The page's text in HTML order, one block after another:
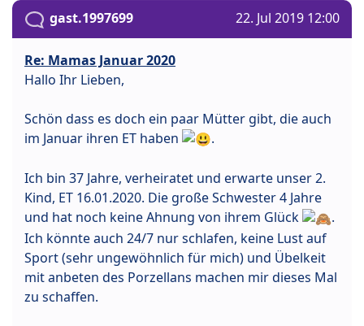
gast.1997699 22. Jul 2019 12:00
Re: Mamas Januar 2020
Hallo Ihr Lieben,
Schön dass es doch ein paar Mütter gibt, die auch
im Januar ihren ET haben
.
Ich bin 37 Jahre, verheiratet und erwarte unser 2.
Kind, ET 16.01.2020. Die große Schwester 4 Jahre
und hat noch keine Ahnung von ihrem Glück
.
Ich könnte auch 24/7 nur schlafen, keine Lust auf
Sport (sehr ungewöhnlich für mich) und Übelkeit
mit anbeten des Porzellans machen mir dieses Mal
zu schaffen.